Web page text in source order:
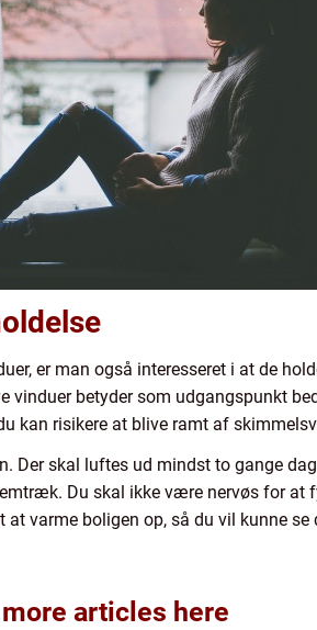
er man også interesseret i at de
betyder som udgangspunkt
kan risikere at blive ramt af
Der skal luftes ud mindst to gange
Du skal ikke være nervøs for at
varme boligen op, så du vil kunne
more articles here